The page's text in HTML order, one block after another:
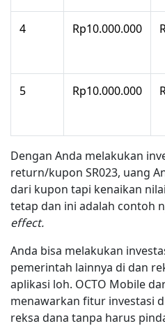
4 Rp10.000.000
5 Rp10.000.000
Dengan Anda melakukan
return/kupon SR023, uang
dari kupon tapi kenaikan
tetap dan ini adalah contoh
effect.
Anda bisa melakukan
pemerintah lainnya di dan
aplikasi loh. OCTO Mobile
menawarkan fitur investasi
reksa dana tanpa harus